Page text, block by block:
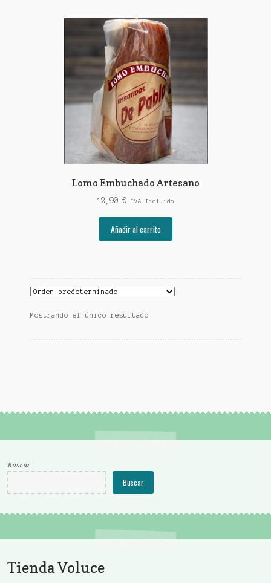
Lomo Embuchado Artesano
12,90 € IVA Incluido
Añadir al carrito
Mostrando el único resultado
Buscar
Buscar
Tienda Voluce